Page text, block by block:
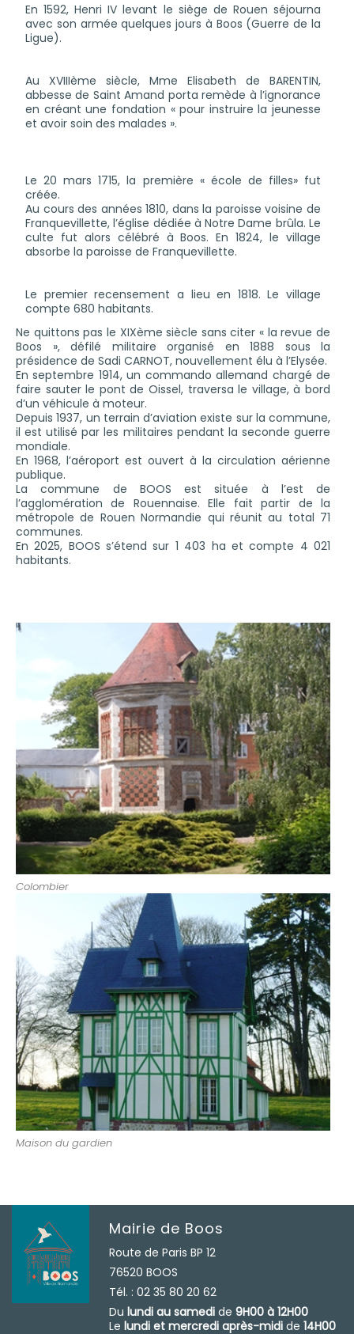
En 1592, Henri IV levant le siège de Rouen séjourna
avec son armée quelques jours à Boos (Guerre de la
Ligue).
Au XVIIIème siècle, Mme Elisabeth de BARENTIN,
abbesse de Saint Amand porta remède à l’ignorance
en créant une fondation « pour instruire la jeunesse
et avoir soin des malades ».
Le 20 mars 1715, la première « école de filles» fut
créée.
Au cours des années 1810, dans la paroisse voisine de
Franquevillette, l’église dédiée à Notre Dame brûla. Le
culte fut alors célébré à Boos. En 1824, le village
absorbe la paroisse de Franquevillette.
Le premier recensement a lieu en 1818. Le village
compte 680 habitants.
Ne quittons pas le XIXème siècle sans citer « la revue de
Boos », défilé militaire organisé en 1888 sous la
présidence de Sadi CARNOT, nouvellement élu à l’Elysée.
En septembre 1914, un commando allemand chargé de
faire sauter le pont de Oissel, traversa le village, à bord
d’un véhicule à moteur.
Depuis 1937, un terrain d’aviation existe sur la commune,
il est utilisé par les militaires pendant la seconde guerre
mondiale.
En 1968, l’aéroport est ouvert à la circulation aérienne
publique.
La commune de BOOS est située à l’est de
l’agglomération de Rouennaise. Elle fait partir de la
métropole de Rouen Normandie qui réunit au total 71
communes.
En 2025, BOOS s’étend sur 1 403 ha et compte 4 021
habitants.
Colombier
Maison du gardien
Mairie de Boos
Route de Paris BP 12
76520 BOOS
Tél. : 02 35 80 20 62
Dulundi au samedi de9H00 à 12H00
Lelundi et mercredi après-midi de14H00